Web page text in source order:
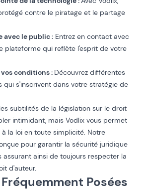
contre le piratage et le partage
le public : Entrez en contact avec
plateforme qui reflète l'esprit de votre
conditions : Découvrez différentes
qui s'inscrivent dans votre stratégie de
subtilités de la législation sur le droit
intimidant, mais Vodlix vous permet
la loi en toute simplicité. Notre
pour garantir la sécurité juridique
assurant ainsi de toujours respecter la
d'auteur.
Posées